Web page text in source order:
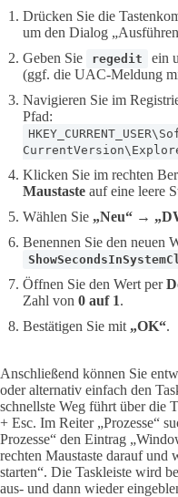
Drücken Sie die
um den Dialog
Geben Sie
regedit ein
(ggf. die UAC-Meldung
Navigieren Sie im
Pfad:
Klicken Sie im rechten
Maustaste auf eine leere
Wählen Sie „Neu“ →
Benennen Sie den neuen
Öffnen Sie den Wert per
Zahl von 0 auf 1.
Bestätigen Sie mit „OK“.
Anschließend können Sie
oder alternativ einfach den
schnellste Weg führt über die
+ Esc. Im Reiter „Prozesse“
Prozesse“ den Eintrag
rechten Maustaste darauf und
starten“. Die Taskleiste wird
aus- und dann wieder